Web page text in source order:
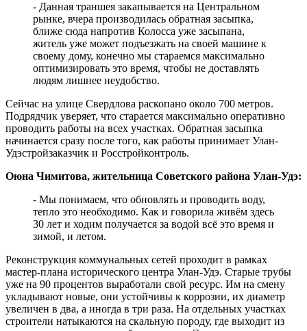
- Данная траншея закапывается на Центральном
рынке, вчера производилась обратная засыпка,
ближе сюда напротив Колосса уже засыпана,
житель уже может подъезжать на своей машине к
своему дому, конечно мы стараемся максимально
оптимизировать это время, чтобы не доставлять
людям лишнее неудобство.
Сейчас на улице Свердлова раскопано около 700 метров.
Подрядчик уверяет, что старается максимально оперативно
проводить работы на всех участках. Обратная засыпка
начинается сразу после того, как работы принимает Улан-
Удэстройзаказчик и Росстройконтроль.
Оюна Чимитова, жительница Советского района Улан-Удэ:
- Мы понимаем, что обновлять и проводить воду,
тепло это необходимо. Как и говорила живём здесь
30 лет и ходим получается за водой всё это время и
зимой, и летом.
Реконструкция коммунальных сетей проходит в рамках
мастер-плана исторического центра Улан-Удэ. Старые трубы
уже на 90 процентов выработали свой ресурс. Им на смену
укладывают новые, они устойчивы к коррозии, их диаметр
увеличен в два, а иногда в три раза. На отдельных участках
строители натыкаются на скальную породу, где выходит из